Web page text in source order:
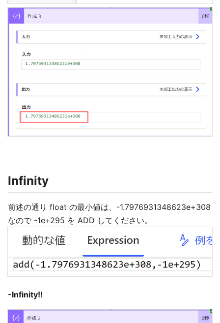
Infinity
前述の通り float の最小値は、-1.7976931348623e+308
なので -1e+295 を ADD してください。
-Infinity!!